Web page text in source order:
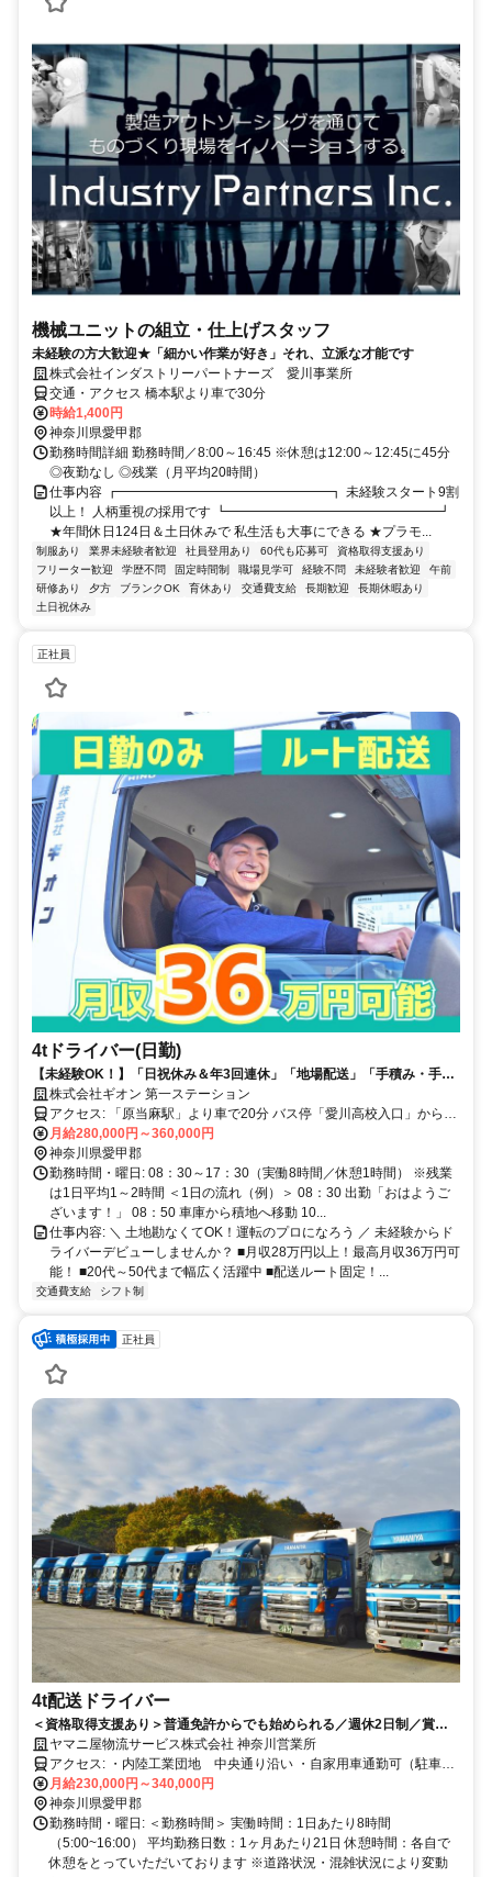
機械ユニットの組立・仕上げスタッフ
未経験の方大歓迎★「細かい作業が好き」それ、立派な才能です
株式会社インダストリーパートナーズ 愛川事業所
交通・アクセス 橋本駅より車で30分
時給1,400円
神奈川県愛甲郡
勤務時間詳細 勤務時間／8:00～16:45 ※休憩は12:00～12:45に45分
◎夜勤なし ◎残業（月平均20時間）
仕事内容 ┏━━━━━━━━━━━━━━━━┓ 未経験スタート9割
以上！ 人柄重視の採用です ┗━━━━━━━━━━━━━━━━┛
★年間休日124日＆土日休みで 私生活も大事にできる ★プラモ...
制服あり 業界未経験者歓迎 社員登用あり 60代も応募可
資格取得支援あり
フリーター歓迎
学歴不問 固定時間制 職場見学可 経験不問 未経験者歓迎
午前
研修あり
夕方 ブランクOK 育休あり 交通費支給 長期歓迎
長期休暇あり
土日祝休み
正社員
4tドライバー(日勤)
【未経験OK！】「日祝休み＆年3回連休」「地場配送」「手積み・手降
ろしなし」◆”運転”でマイペースに稼ごう！
株式会社ギオン 第一ステーション
アクセス: 「原当麻駅」より車で20分 バス停「愛川高校入口」から徒
歩2分 ※転勤なし ※車通勤OK（駐車場完備） ※交通費支給（規定あ
り）
月給280,000円～360,000円
神奈川県愛甲郡
勤務時間・曜日: 08：30～17：30（実働8時間／休憩1時間） ※残業
は1日平均1～2時間 ＜1日の流れ（例）＞ 08：30 出勤「おはようご
ざいます！」 08：50 車庫から積地へ移動 10...
仕事内容: ＼ 土地勘なくてOK！運転のプロになろう ／ 未経験からド
ライバーデビューしませんか？ ■月収28万円以上！最高月収36万円可
能！ ■20代～50代まで幅広く活躍中 ■配送ルート固定！...
交通費支給 シフト制
正社員
4t配送ドライバー
＜資格取得支援あり＞普通免許からでも始められる／週休2日制／賞与
最大年3回／長距離運転なし
ヤマニ屋物流サービス株式会社 神奈川営業所
アクセス: ・内陸工業団地 中央通り沿い ・自家用車通勤可（駐車場
有）
月給230,000円～340,000円
神奈川県愛甲郡
勤務時間・曜日: ＜勤務時間＞ 実働時間：1日あたり8時間
（5:00~16:00） 平均勤務日数：1ヶ月あたり21日 休憩時間：各自で
休憩をとっていただいております ※道路状況・混雑状況により変動